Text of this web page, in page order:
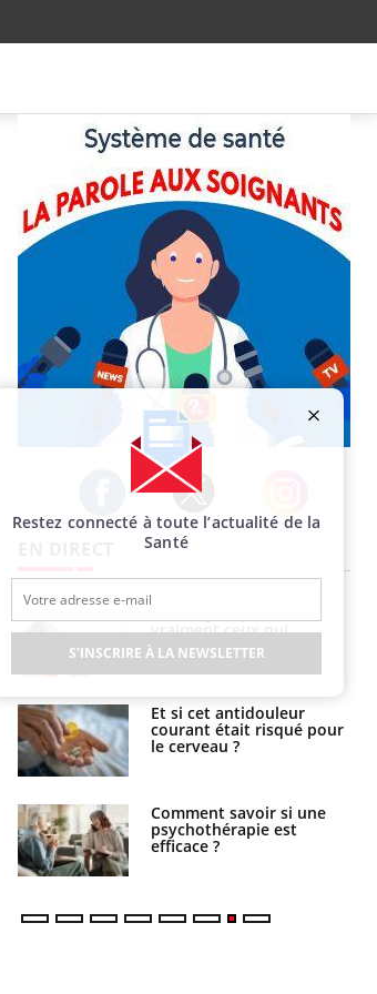
Facebook Twitter Instagram
vraiment ceux qui
cherchent à dorer leur
peau ?
Et si cet antidouleur
courant était risqué pour
le cerveau ?
Comment savoir si une
psychothérapie est
efficace ?
Restez connecté à toute l’actualité de la
Santé
S'INSCRIRE À LA NEWSLETTER